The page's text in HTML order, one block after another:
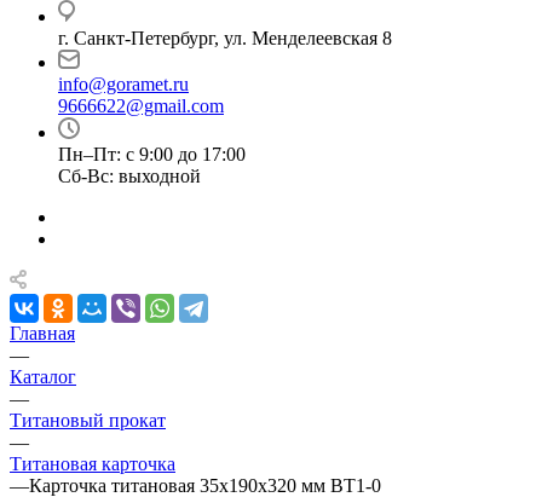
г. Санкт-Петербург, ул. Менделеевская 8
info@goramet.ru
9666622@gmail.com
Пн–Пт: с 9:00 до 17:00
Сб-Вс: выходной
Главная
—
Каталог
—
Титановый прокат
—
Титановая карточка
—Карточка титановая 35х190х320 мм ВТ1-0